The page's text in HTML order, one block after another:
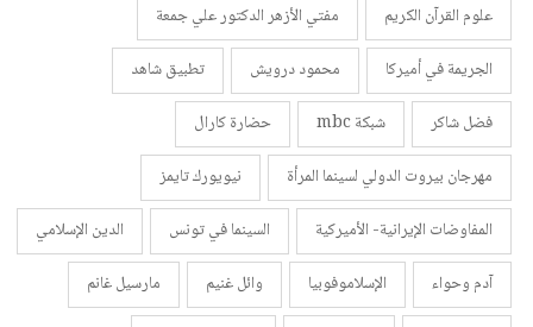
علوم القرآن الكريم
مفتي الأزهر الدكتور علي جمعة
الجريمة في أميركا
محمود درويش
تطبيق شاهد
فضل شاكر
شبكة mbc
حضارة كارال
مهرجان بيروت الدولي لسينما المرأة
نيويورك تايمز
المفاوضات الإيرانية- الأميركية
السينما في تونس
الدين الإسلامي
آدم وحواء
الإسلاموفوبيا وائل غنيم
مارسيل غانم